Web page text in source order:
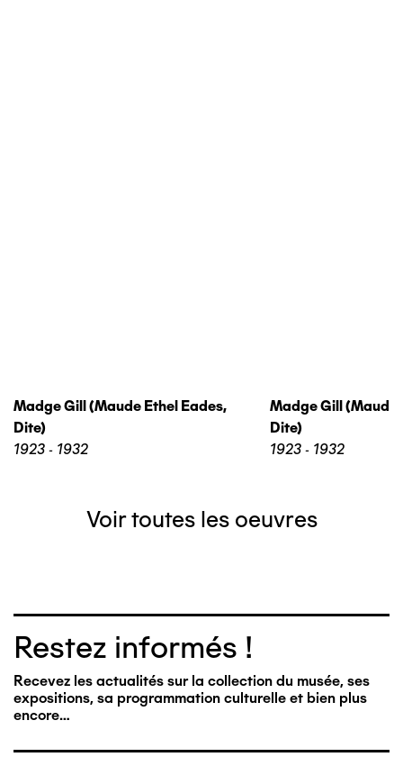
Madge Gill (maude Ethel Eades,
Dite)
1923 - 1932
Madge Gill (maude
Dite)
1923 - 1932
Voir toutes les oeuvres
Restez informés !
Recevez les actualités sur la collection du musée, ses
expositions, sa programmation culturelle et bien plus
encore…